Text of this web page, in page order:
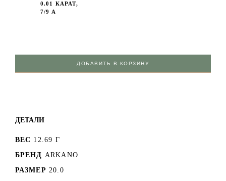
0.01 КАРАТ,
7/9 А
ДОБАВИТЬ В КОРЗИНУ
ДЕТАЛИ
ВЕС 12.69 Г
БРЕНД ARKANO
РАЗМЕР 20.0